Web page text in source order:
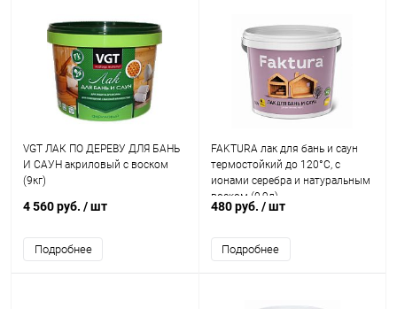
VGT ЛАК ПО ДЕРЕВУ ДЛЯ БАНЬ
И САУН акриловый с воском
(9кг)
4 560 руб. / шт
Подробнее
FAKTURA лак для бань и саун
термостойкий до 120°С, с
ионами серебра и натуральным
воском (0,9л)
480 руб. / шт
Подробнее